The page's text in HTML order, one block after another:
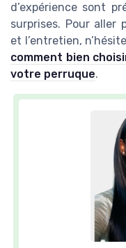
d’expérience sont
surprises. Pour aller
et l’entretien,
comment bien
votre perruque.